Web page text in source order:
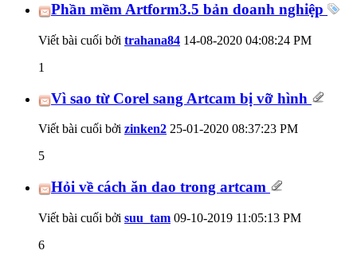
Phần mềm Artform3.5 bản doanh nghiệp
Viết bài cuối bởi trahana84 14-08-2020 04:08:24 PM
1
Vì sao từ Corel sang Artcam bị vỡ hình
Viết bài cuối bởi zinken2 25-01-2020 08:37:23 PM
5
Hỏi về cách ăn dao trong artcam
Viết bài cuối bởi suu_tam 09-10-2019 11:05:13 PM
6